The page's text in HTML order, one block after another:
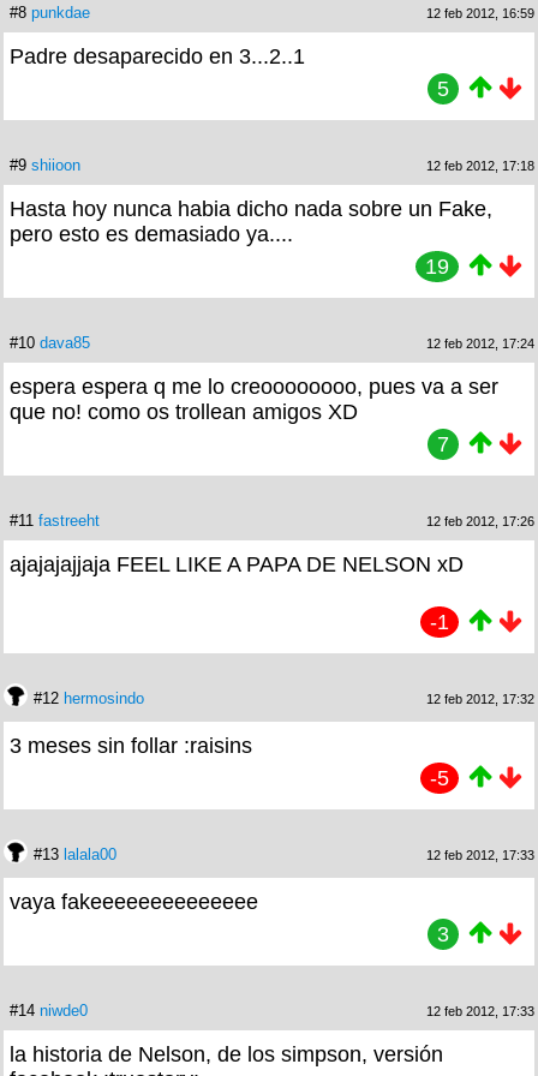
#8 punkdae 12 feb 2012, 16:59
Padre desaparecido en 3...2..1
5
#9 shiioon 12 feb 2012, 17:18
Hasta hoy nunca habia dicho nada sobre un Fake,
pero esto es demasiado ya....
19
#10 dava85 12 feb 2012, 17:24
espera espera q me lo creoooooooo, pues va a ser
que no! como os trollean amigos XD
7
#11 fastreeht 12 feb 2012, 17:26
ajajajajjaja FEEL LIKE A PAPA DE NELSON xD
-1
#12 hermosindo 12 feb 2012, 17:32
3 meses sin follar :raisins
-5
#13 lalala00 12 feb 2012, 17:33
vaya fakeeeeeeeeeeeeee
3
#14 niwde0 12 feb 2012, 17:33
la historia de Nelson, de los simpson, versión